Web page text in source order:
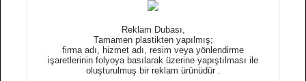
Reklam Dubası,
Tamamen plastikten yapılmış;
firma adı, hizmet adı, resim veya yönlendirme
işaretlerinin folyoya basılarak üzerine yapıştılması ile
oluşturulmuş bir reklam ürünüdür .